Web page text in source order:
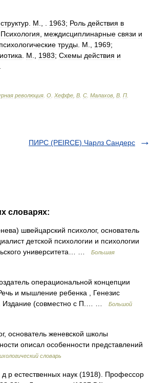
структур М 1963; Роль действия в
Психология междисциплинарные связи и
психологические труды М 1969;
М 1983; Схемы действия и
революция О Хеффе В С Малахов В П
ПИРС (PEIRCE) Чарлз Сандерс
словарях:
швейцарский психолог, основатель
детской психологии и психологии
университета… …
Большая
операциональной концепции
и мышление ребенка , Генезис
Издание (совместно с П.… …
Большой
основатель женевской школы
описал особенности представлений
словарь
естественных наук (1918). Профессор